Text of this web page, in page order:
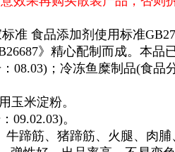
准 食品添加剂使用标准
》精心配制而成。本品
08.03)；冷冻鱼糜制品(食品
玉米淀粉。
09.02.03)。
蹄筋、猪蹄筋、火腿、肉脯